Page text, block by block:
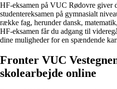
HF-eksamen på VUC Rødovre giver
studentereksamen på gymnasialt
række fag, herunder dansk,
HF-eksamen får du adgang til
dine muligheder for en spændende
Fronter VUC
skolearbejde online